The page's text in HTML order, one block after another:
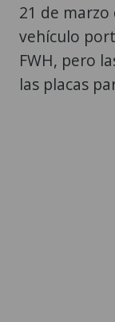
21 de marzo
vehículo
FWH, pero
las placas